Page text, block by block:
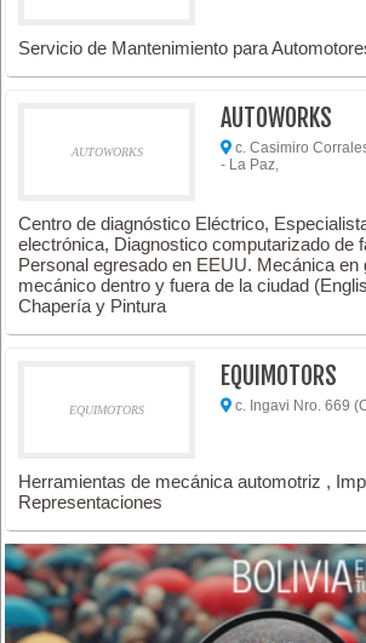
Servicio de Mantenimiento para
AUTOWORKS
AUTOWORKS
c. Casimiro
- La Paz,
Centro de diagnóstico Eléctrico,
electrónica, Diagnostico computarizado de
Personal egresado en EEUU. Mecánica en
mecánico dentro y fuera de la ciudad
Chapería y Pintura
EQUIMOTORS
EQUIMOTORS
c. Ingavi Nro. 669
Herramientas de mecánica automotriz ,
Representaciones